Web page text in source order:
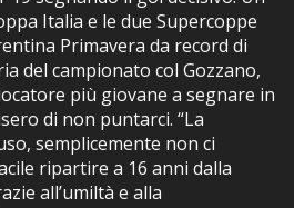
Italia e le due Supercoppe
Primavera da record di
del campionato col Gozzano,
più giovane a segnare in
di non puntarci. “La
semplicemente non ci
ripartire a 16 anni dalla
all’umiltà e alla